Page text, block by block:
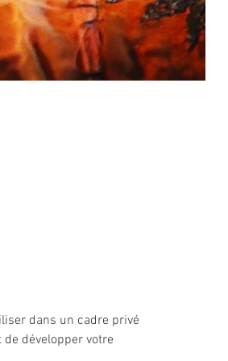
dans un cadre privé
développer votre